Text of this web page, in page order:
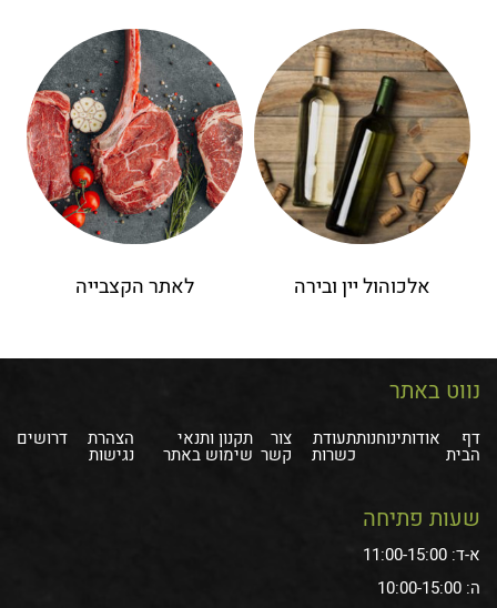
אלכוהול יין ובירה לאתר הקצבייה
נווט באתר
דף
הבית
אודותינוחנותתעודת
כשרות
צור
קשר
תקנון ותנאי
שימוש באתר
הצהרת
נגישות
דרושים
שעות פתיחה
א-ד: 11:00-15:00
ה: 10:00-15:00